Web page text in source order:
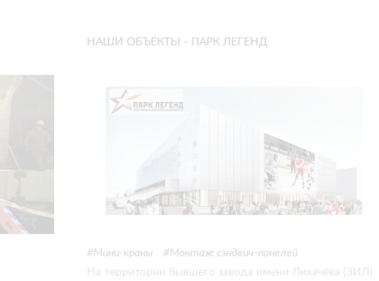
НАШИ ОБЪЕКТЫ - ПАРК ЛЕГЕНД
Мини-краны
Монтаж сэндвич-панелей
На территории бывшего завода имени Лихачёва (ЗИЛ)